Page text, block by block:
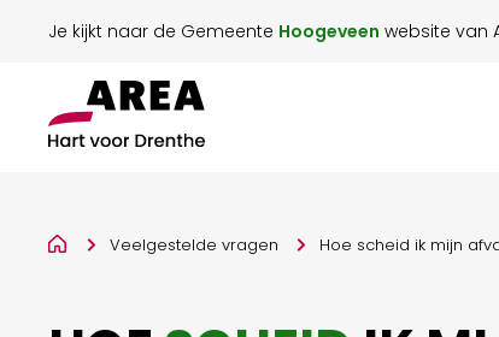
Je kijkt naar de Gemeente Hoogeveen website van
Veelgestelde vragen Hoe scheid ik mijn